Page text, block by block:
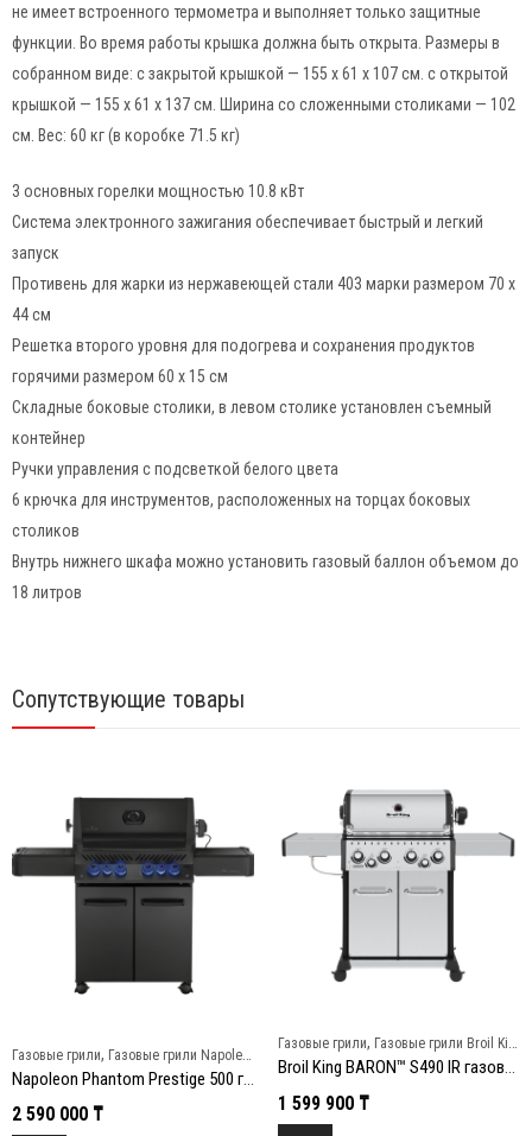
не имеет встроенного термометра и выполняет только защитные
функции. Во время работы крышка должна быть открыта. Размеры в
собранном виде: c закрытой крышкой — 155 x 61 x 107 см. с открытой
крышкой — 155 x 61 x 137 см. Ширина со сложенными столиками — 102
см. Вес: 60 кг (в коробке 71.5 кг)
3 основных горелки мощностью 10.8 кВт
Система электронного зажигания обеспечивает быстрый и легкий
запуск
Противень для жарки из нержавеющей стали 403 марки размером 70 x
44 см
Решетка второго уровня для подогрева и сохранения продуктов
горячими размером 60 x 15 см
Складные боковые столики, в левом столике установлен съемный
контейнер
Ручки управления с подсветкой белого цвета
6 крючка для инструментов, расположенных на торцах боковых
столиков
Внутрь нижнего шкафа можно установить газовый баллон объемом до
18 литров
Сопутствующие товары
Газовые грили, Газовые грили Napoleon
Napoleon Phantom Prestige 500 газовый гриль, черный
2 590 000 ₸
Газовые грили, Газовые грили Broil King
Broil King BARON™ S490 IR газовый гриль
1 599 900 ₸